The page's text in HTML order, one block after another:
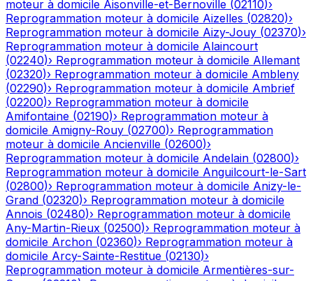
moteur à domicile Aisonville-et-Bernoville (02110)›
Reprogrammation moteur à domicile Aizelles (02820)›
Reprogrammation moteur à domicile Aizy-Jouy (02370)›
Reprogrammation moteur à domicile Alaincourt
(02240)› Reprogrammation moteur à domicile Allemant
(02320)› Reprogrammation moteur à domicile Ambleny
(02290)› Reprogrammation moteur à domicile Ambrief
(02200)› Reprogrammation moteur à domicile
Amifontaine (02190)› Reprogrammation moteur à
domicile Amigny-Rouy (02700)› Reprogrammation
moteur à domicile Ancienville (02600)›
Reprogrammation moteur à domicile Andelain (02800)›
Reprogrammation moteur à domicile Anguilcourt-le-Sart
(02800)› Reprogrammation moteur à domicile Anizy-le-
Grand (02320)› Reprogrammation moteur à domicile
Annois (02480)› Reprogrammation moteur à domicile
Any-Martin-Rieux (02500)› Reprogrammation moteur à
domicile Archon (02360)› Reprogrammation moteur à
domicile Arcy-Sainte-Restitue (02130)›
Reprogrammation moteur à domicile Armentières-sur-